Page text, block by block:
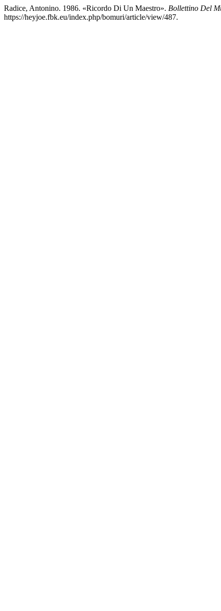
Radice, Antonino. 1986. «Ricordo Di Un Maestro». Bollettino Del
https://heyjoe.fbk.eu/index.php/bomuri/article/view/487.